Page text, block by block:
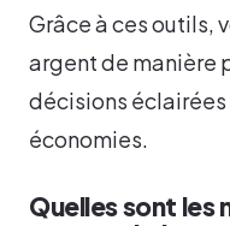
Grâce à ces outils,
argent de manière
décisions
économies.
Quelles sont les